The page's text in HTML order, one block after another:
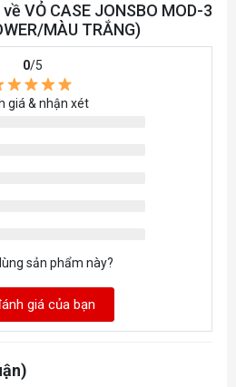
VỎ CASE JONSBO MOD-3
MÀU TRẮNG)
0/5
giá & nhận xét
sản phẩm này?
giá của bạn